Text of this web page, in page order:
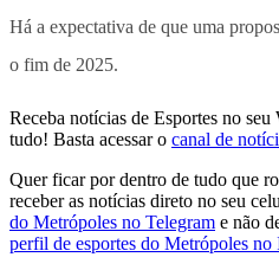
Há a expectativa de que uma
o fim de 2025.
Receba notícias de Esportes no
tudo! Basta acessar o canal de
Quer ficar por dentro de tudo que
receber as notícias direto no seu
do Metrópoles no Telegram e não
perfil de esportes do Metrópoles no